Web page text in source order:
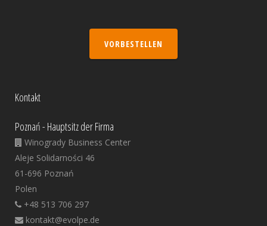
VORBESTELLEN
Kontakt
Poznań - Hauptsitz der Firma
Winogrady Business Center
Aleje Solidarności 46
61-696 Poznań
Polen
+48 513 706 297
kontakt@evolpe.de